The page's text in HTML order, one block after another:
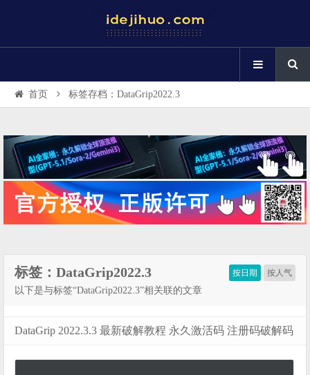
首页 标签存档：DataGrip2022.3
按日期 按人气
标签：DataGrip2022.3
以下是与标签“DataGrip2022.3”相关联的文章
DataGrip 2022.3.3 最新破解教程 永久激活码 注册码破解码